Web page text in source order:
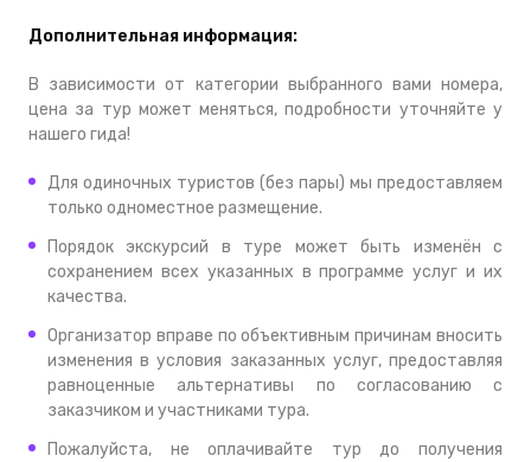
Дополнительная информация:
В зависимости от категории выбранного вами номера,
цена за тур может меняться, подробности уточняйте у
нашего гида!
Для одиночных туристов (без пары) мы предоставляем
только одноместное размещение.
Порядок экскурсий в туре может быть изменён с
сохранением всех указанных в программе услуг и их
качества.
Организатор вправе по объективным причинам вносить
изменения в условия заказанных услуг, предоставляя
равноценные альтернативы по согласованию с
заказчиком и участниками тура.
Пожалуйста, не оплачивайте тур до получения